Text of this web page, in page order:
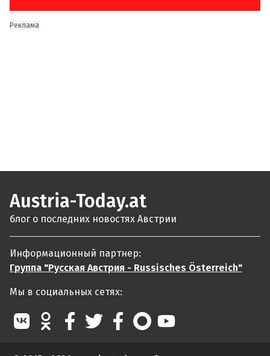
Реклама
Austria-Today.at
блог о последних новостях Австрии
Информационный партнер:
Группа "Русская Австрия - Russisches Österreich"
Мы в социальных сетях: